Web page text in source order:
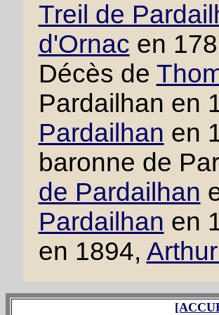
Treil de
d'Ornac en
Décès de
Pardailhan en
Pardailhan en
baronne de
de Pardailhan
Pardailhan en
en 1894,